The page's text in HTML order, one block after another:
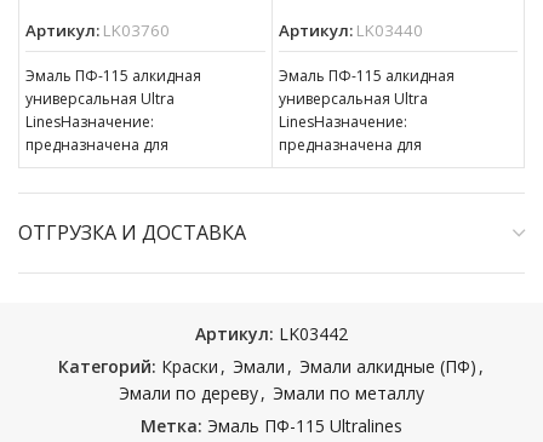
Артикул: LK03760
Эмаль ПФ-115 алкидная
универсальная Ultra
LinesНазначение:
предназначена для
окрашивания деревянных,
металлических и других
атмосферным воздействиям,
Артикул: LK03440
Эмаль ПФ-115 алкидная
универсальная Ultra
LinesНазначение:
предназначена для
окрашивания деревянных,
металлических и других
ОТГРУЗКА И ДОСТАВКА
Артикул: LK03442
Категорий: Краски , Эмали , Эмали алкидные (ПФ) ,
Эмали по дереву, Эмали по металлу
Метка: Эмаль ПФ-115 Ultralines